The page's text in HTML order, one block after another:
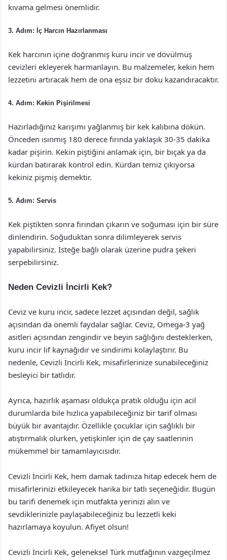
kıvama gelmesi önemlidir.
3. Adım: İç Harcın Hazırlanması
Kek harcının içine doğranmış kuru incir ve dövülmüş
cevizleri ekleyerek harmanlayın. Bu malzemeler, kekin hem
lezzetini artıracak hem de ona eşsiz bir doku kazandıracaktır.
4. Adım: Kekin Pişirilmesi
Hazırladığınız karışımı yağlanmış bir kek kalıbına dökün.
Önceden ısınmış 180 derece fırında yaklaşık 30-35 dakika
kadar pişirin. Kekin piştiğini anlamak için, bir bıçak ya da
kürdan batırarak kontrol edin. Kürdan temiz çıkıyorsa
kekiniz pişmiş demektir.
5. Adım: Servis
Kek piştikten sonra fırından çıkarın ve soğuması için bir süre
dinlendirin. Soğuduktan sonra dilimleyerek servis
yapabilirsiniz. İsteğe bağlı olarak üzerine pudra şekeri
serpebilirsiniz.
Neden Cevizli İncirli Kek?
Ceviz ve kuru incir, sadece lezzet açısından değil, sağlık
açısından da önemli faydalar sağlar. Ceviz, Omega-3 yağ
asitleri açısından zengindir ve beyin sağlığını desteklerken,
kuru incir lif kaynağıdır ve sindirimi kolaylaştırır. Bu
nedenle, Cevizli İncirli Kek, misafirlerinize sunabileceğiniz
besleyici bir tatlıdır.
Ayrıca, hazırlık aşaması oldukça pratik olduğu için acil
durumlarda bile hızlıca yapabileceğiniz bir tarif olması
büyük bir avantajdır. Özellikle çocuklar için sağlıklı bir
atıştırmalık olurken, yetişkinler için de çay saatlerinin
mükemmel bir tamamlayıcısıdır.
Cevizli İncirli Kek, hem damak tadınıza hitap edecek hem de
misafirlerinizi etkileyecek harika bir tatlı seçeneğidir. Bugün
bu tarifi denemek için mutfakta yerinizi alın ve
sevdiklerinizle paylaşabileceğiniz bu lezzetli keki
hazırlamaya koyulun. Afiyet olsun!
Cevizli İncirli Kek, geleneksel Türk mutfağının vazgeçilmez